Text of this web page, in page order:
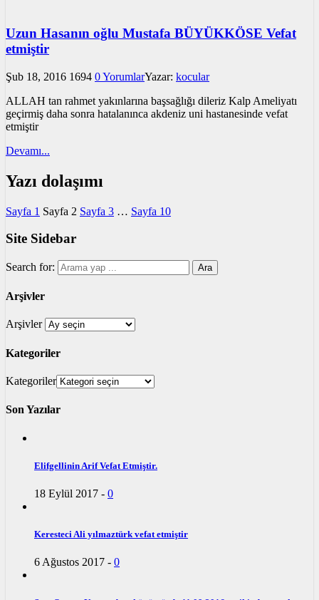
Uzun Hasanın oğlu Mustafa BÜYÜKKÖSE Vefat
etmiştir
Şub 18, 2016 1694 0 YorumlarYazar: kocular
ALLAH tan rahmet yakınlarına başsağlığı dileriz Kalp Ameliyatı
geçirmiş daha sonra hatalanınca akdeniz uni hastanesinde vefat
etmiştir
Devamı...
Yazı dolaşımı
Sayfa 1 Sayfa 2 Sayfa 3 … Sayfa 10
Site Sidebar
Search for:
Arşivler
Arşivler
Kategoriler
Kategoriler
Son Yazılar
Elifgellinin Arif Vefat Etmiştir.
18 Eylül 2017 - 0
Keresteci Ali yılmaztürk vefat etmiştir
6 Ağustos 2017 - 0